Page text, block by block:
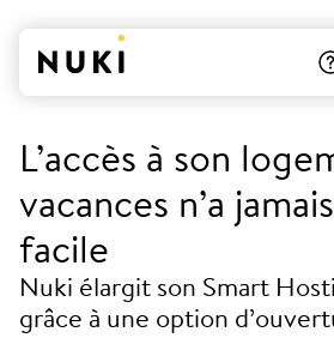
L’accès à son
vacances n’a
facile
Nuki élargit son Smart
grâce à une option